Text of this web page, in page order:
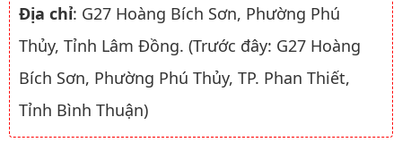
Địa chỉ: G27 Hoàng Bích Sơn, Phường Phú
Thủy, Tỉnh Lâm Đồng. (Trước đây: G27 Hoàng
Bích Sơn, Phường Phú Thủy, TP. Phan Thiết,
Tỉnh Bình Thuận)